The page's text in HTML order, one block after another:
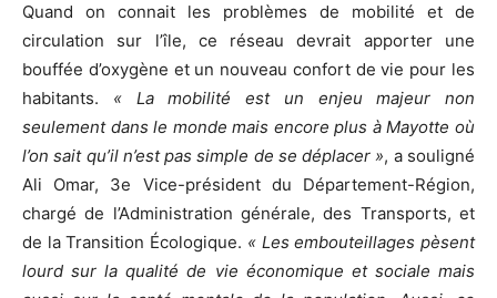
Quand on connait les problèmes de mobilité et de
circulation sur l’île, ce réseau devrait apporter une
bouffée d’oxygène et un nouveau confort de vie pour les
habitants. « La mobilité est un enjeu majeur non
seulement dans le monde mais encore plus à Mayotte où
l’on sait qu’il n’est pas simple de se déplacer », a souligné
Ali Omar, 3e Vice-président du Département-Région,
chargé de l’Administration générale, des Transports, et
de la Transition Écologique. « Les embouteillages pèsent
lourd sur la qualité de vie économique et sociale mais